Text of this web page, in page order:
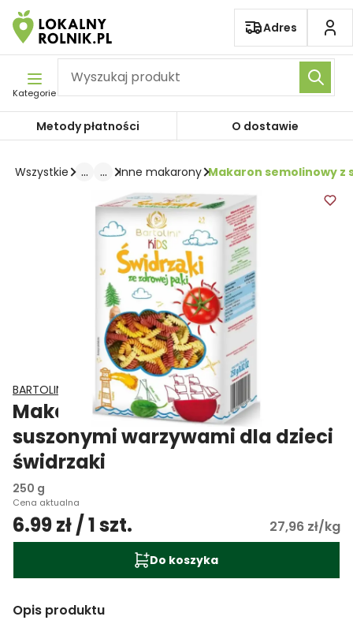
Pomiń nawigację
Adres
Kategorie
Metody płatności O dostawie
Wszystkie ... ... Inne makarony Makaron semolinowy z
BARTOLINI
Makaron semolinowy z
suszonymi warzywami dla dzieci
świdrzaki
250 g
Cena aktualna
6.99 zł / 1 szt. 27,96 zł/kg
Do koszyka
Opis produktu